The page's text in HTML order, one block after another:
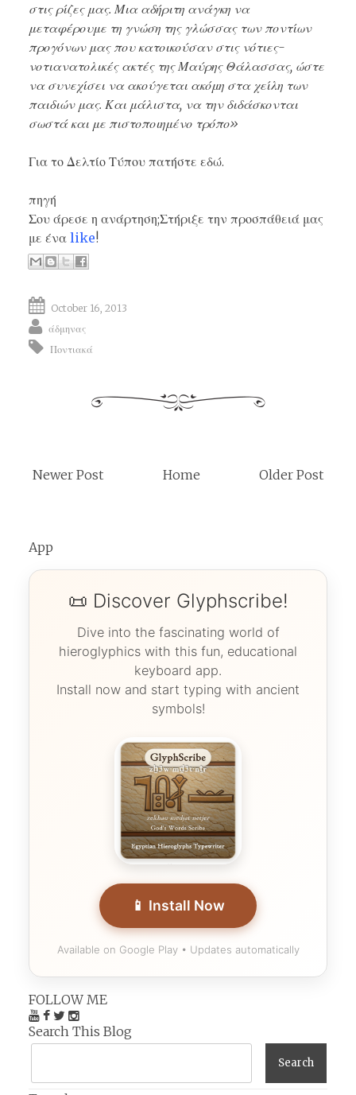
στις ρίζες μας. Μια αδήριτη ανάγκη να
μεταφέρουμε τη γνώση της γλώσσας των ποντίων
προγόνων μας που κατοικούσαν στις νότιες-
νοτιανατολικές ακτές της Μαύρης Θάλασσας, ώστε
να συνεχίσει να ακούγεται ακόμη στα χείλη των
παιδιών μας. Και μάλιστα, να την διδάσκονται
σωστά και με πιστοποιημένο τρόπο»
Για το Δελτίο Τύπου πατήστε εδώ.
πηγή
Σου άρεσε η ανάρτηση;Στήριξε την προσπάθειά μας
με ένα like!
October 16, 2013
άδμηνας
Ποντιακά
Newer Post Older Post
Home
App
📜 Discover Glyphscribe!
Dive into the fascinating world of
hieroglyphics with this fun, educational
keyboard app.
Install now and start typing with ancient
symbols!
📱 Install Now
Available on Google Play • Updates automatically
FOLLOW ME
Search This Blog